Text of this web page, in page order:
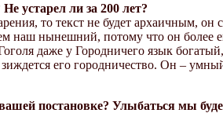
устарел ли за 200 лет?
то текст не будет архаичным, он
наш нынешний, потому что он
даже у Городничего язык
его городничество. Он –
постановке? Улыбаться мы